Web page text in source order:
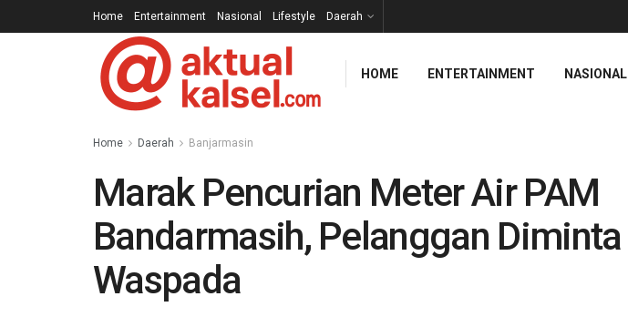
Home Entertainment Nasional Lifestyle Daerah
HOME ENTERTAINMENT NASIONAL
Home Daerah Banjarmasin
Marak Pencurian Meter Air PAM
Bandarmasih, Pelanggan Diminta
Waspada